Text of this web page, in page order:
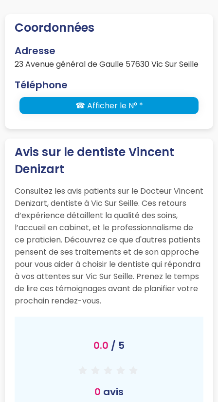
Coordonnées
Adresse
23 Avenue général de Gaulle 57630 Vic Sur Seille
Téléphone
☎ Afficher le N° *
Avis sur le dentiste Vincent
Denizart
Consultez les avis patients sur le Docteur Vincent
Denizart, dentiste à Vic Sur Seille. Ces retours
d’expérience détaillent la qualité des soins,
l’accueil en cabinet, et le professionnalisme de
ce praticien. Découvrez ce que d'autres patients
pensent de ses traitements et de son approche
pour vous aider à choisir le dentiste qui répondra
à vos attentes sur Vic Sur Seille. Prenez le temps
de lire ces témoignages avant de planifier votre
prochain rendez-vous.
0.0 / 5
0 avis